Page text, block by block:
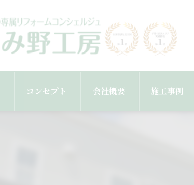
コンセプト 会社概要 施工事例